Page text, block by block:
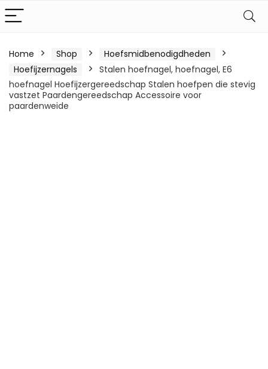
Home Shop
Hoefsmidbenodigdheden
Hoefijzernagels
Stalen hoefnagel, hoefnagel, E6
hoefnagel Hoefijzergereedschap Stalen hoefpen die stevig
vastzet Paardengereedschap Accessoire voor
paardenweide